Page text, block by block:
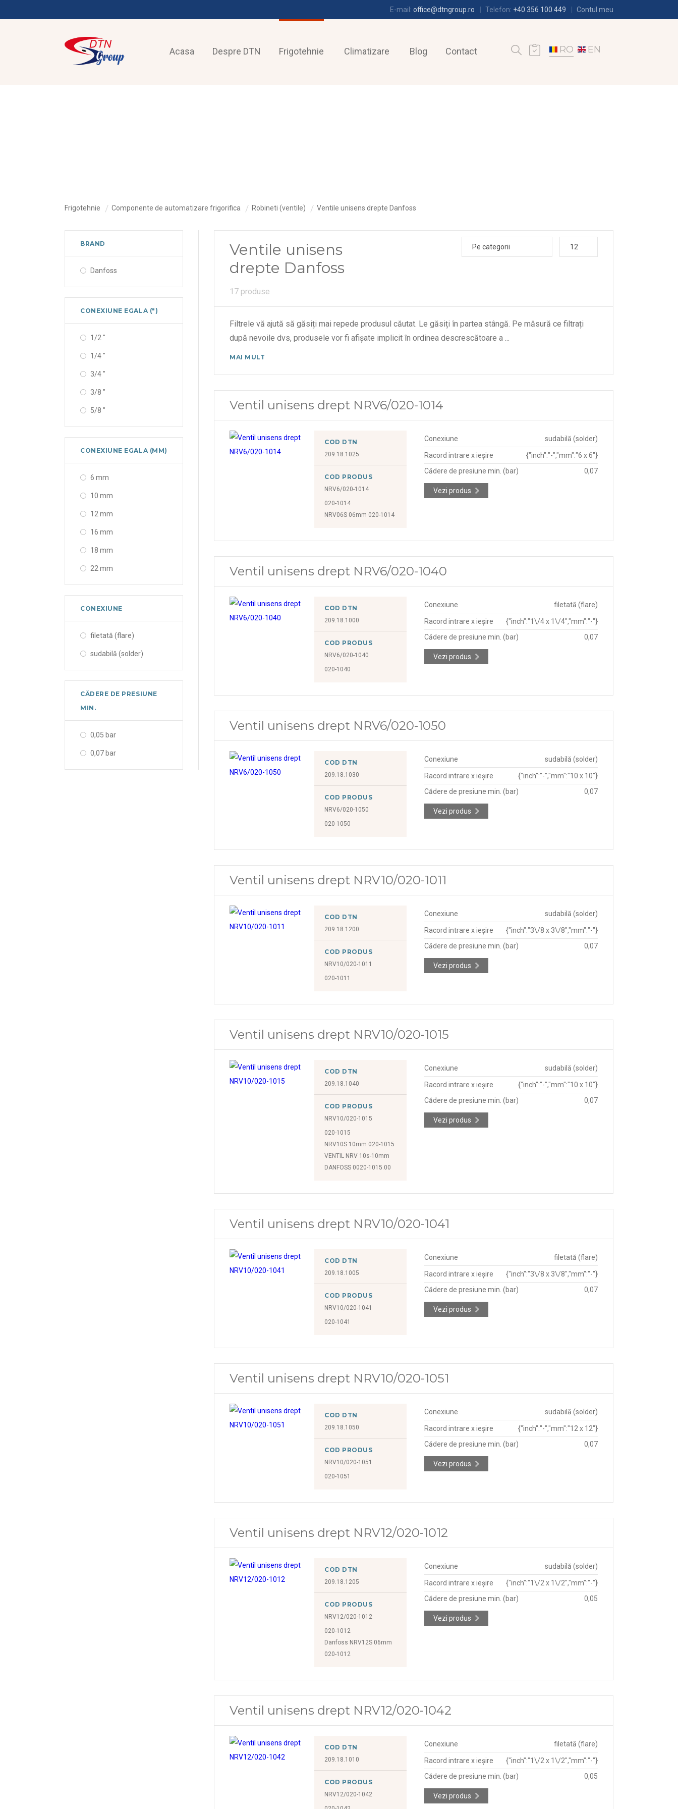
E-mail: office@dtngroup.ro Telefon: +40 356 100 449 Contul meu
Acasa Despre DTN Frigotehnie Climatizare Blog Contact RO EN
Frigotehnie Componente de automatizare frigorifica Robineti (ventile) Ventile unisens drepte Danfoss
BRAND
Danfoss
CONEXIUNE EGALA (")
1/2 "
1/4 "
3/4 "
3/8 "
5/8 "
CONEXIUNE EGALA (MM)
6 mm
10 mm
12 mm
16 mm
18 mm
22 mm
CONEXIUNE
filetată (flare)
sudabilă (solder)
CĂDERE DE PRESIUNE
MIN.
0,05 bar
0,07 bar
Ventile unisens
drepte Danfoss
17 produse
Pe categorii 12
Filtrele vă ajută să găsiți mai repede produsul căutat. Le găsiți în partea stângă. Pe măsură ce filtrați
după nevoile dvs, produsele vor fi afișate implicit în ordinea descrescătoare a...
MAI MULT
Ventil unisens drept NRV6/020-1014
COD DTN
209.18.1025
COD PRODUS
NRV6/020-1014
020-1014
NRV06S 06mm 020-1014
Conexiune sudabilă (solder)
Racord intrare x ieșire
{"inch":"-","mm":"6 x 6"}
Cădere de presiune min. (bar)
0,07
Vezi produs
Ventil unisens drept NRV6/020-1040
COD DTN
209.18.1000
COD PRODUS
NRV6/020-1040
020-1040
Conexiune filetată (flare)
Racord intrare x ieșire
{"inch":"1\/4 x 1\/4","mm":"-"}
Cădere de presiune min. (bar)
0,07
Vezi produs
Ventil unisens drept NRV6/020-1050
COD DTN
209.18.1030
COD PRODUS
NRV6/020-1050
020-1050
Conexiune sudabilă (solder)
Racord intrare x ieșire
{"inch":"-","mm":"10 x 10"}
Cădere de presiune min. (bar)
0,07
Vezi produs
Ventil unisens drept NRV10/020-1011
COD DTN
209.18.1200
COD PRODUS
NRV10/020-1011
020-1011
Conexiune sudabilă (solder)
Racord intrare x ieșire
{"inch":"3\/8 x 3\/8","mm":"-"}
Cădere de presiune min. (bar)
0,07
Vezi produs
Ventil unisens drept NRV10/020-1015
COD DTN
209.18.1040
COD PRODUS
NRV10/020-1015
020-1015
NRV10S 10mm 020-1015
VENTIL NRV 10s-10mm
DANFOSS 0020-1015.00
Conexiune sudabilă (solder)
Racord intrare x ieșire
{"inch":"-","mm":"10 x 10"}
Cădere de presiune min. (bar)
0,07
Vezi produs
Ventil unisens drept NRV10/020-1041
COD DTN
209.18.1005
COD PRODUS
NRV10/020-1041
020-1041
Conexiune filetată (flare)
Racord intrare x ieșire
{"inch":"3\/8 x 3\/8","mm":"-"}
Cădere de presiune min. (bar)
0,07
Vezi produs
Ventil unisens drept NRV10/020-1051
COD DTN
209.18.1050
COD PRODUS
NRV10/020-1051
020-1051
Conexiune sudabilă (solder)
Racord intrare x ieșire
{"inch":"-","mm":"12 x 12"}
Cădere de presiune min. (bar)
0,07
Vezi produs
Ventil unisens drept NRV12/020-1012
COD DTN
209.18.1205
COD PRODUS
NRV12/020-1012
020-1012
Danfoss NRV12S 06mm
020-1012
Conexiune sudabilă (solder)
Racord intrare x ieșire
{"inch":"1\/2 x 1\/2","mm":"-"}
Cădere de presiune min. (bar)
0,05
Vezi produs
Ventil unisens drept NRV12/020-1042
COD DTN
209.18.1010
COD PRODUS
NRV12/020-1042
Conexiune filetată (flare)
Racord intrare x ieșire
{"inch":"1\/2 x 1\/2","mm":"-"}
Cădere de presiune min. (bar)
0,05
Vezi produs